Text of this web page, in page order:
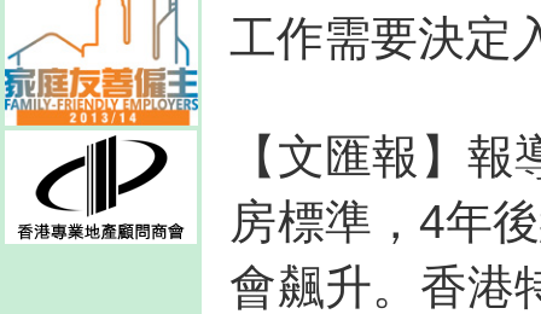
工作需要決定
【文匯報】
房標準，4年
會飆升。香港